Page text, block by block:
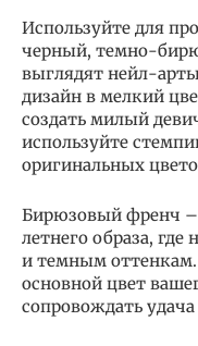
Используйте для
черный, темно-
выглядят нейл-
дизайн в мелкий
создать милый
используйте
оригинальных
Бирюзовый френч –
летнего образа,
и темным
основной цвет
сопровождать